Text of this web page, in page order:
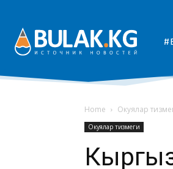
Home Окуялар
Окуялар тизмеги